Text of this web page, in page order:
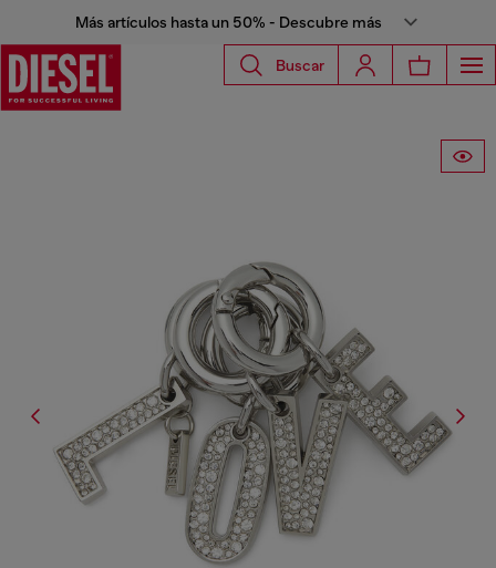
Más artículos hasta un 50% - Descubre más
Buscar